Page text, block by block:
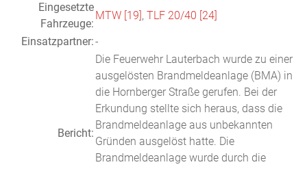
Eingesetzte
Fahrzeuge:
MTW [19], TLF 20/40 [24]
Einsatzpartner:-
Bericht:
Die Feuerwehr Lauterbach wurde zu einer
ausgelösten Brandmeldeanlage (BMA) in
die Hornberger Straße gerufen. Bei der
Erkundung stellte sich heraus, dass die
Brandmeldeanlage aus unbekannten
Gründen ausgelöst hatte. Die
Brandmeldeanlage wurde durch die